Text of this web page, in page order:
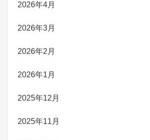
2026年4月
2026年3月
2026年2月
2026年1月
2025年12月
2025年11月